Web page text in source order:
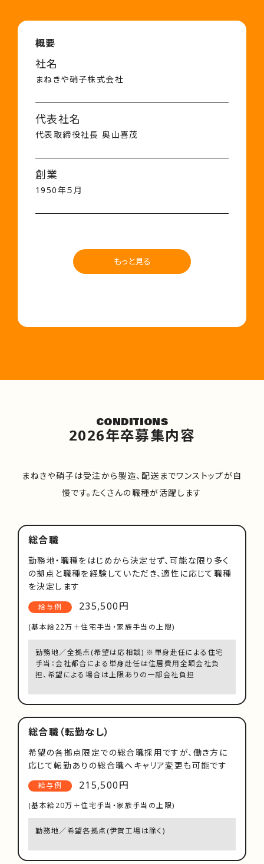
概要
社名
まねきや硝子株式会社
代表社名
代表取締役社長 奥山喜茂
創業
1950年５月
もっと見る
CONDITIONS
2026年卒募集内容
まねきや硝子は受注から製造、配送までワンストップが自
慢です。たくさんの職種が活躍します
総合職
勤務地・職種をはじめから決定せず、可能な限り多く
の拠点と職種を経験していただき、適性に応じて職種
を決定します
給与例 235,500円
(基本給22万＋住宅手当・家族手当の上限)
勤務地／全拠点(希望は応相談) ※単身赴任による住宅
手当：会社都合による単身赴任は住居費用全額会社負
担、希望による場合は上限ありの一部会社負担
総合職（転勤なし）
希望の各拠点限定での総合職採用ですが、働き方に
応じて転勤ありの総合職へキャリア変更も可能です
給与例 215,500円
(基本給20万＋住宅手当・家族手当の上限)
勤務地／希望各拠点(伊賀工場は除く)